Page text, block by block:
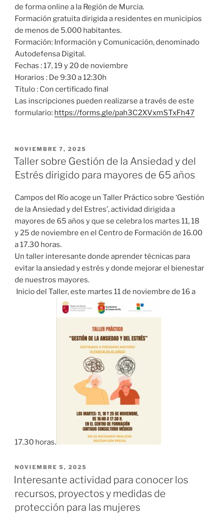
de forma online a la Región de Murcia.
Formación gratuita dirigida a residentes en municipios
de menos de 5.000 habitantes.
Formación: Información y Comunicación, denominado
Autodefensa Digital.
Fechas : 17, 19 y 20 de noviembre
Horarios : De 9:30 a 12:30h
Título: Con certificado final
Las inscripciones pueden realizarse a través de este
formulario: https://forms.gle/pah3C2XVxmSTxFh47
NOVIEMBRE 7, 2025
Taller sobre Gestión de la Ansiedad y del
Estrés dirigido para mayores de 65 años
Campos del Río acoge un Taller Práctico sobre ‘Gestión
de la Ansiedad y del Estres’, actividad dirigida a
mayores de 65 años y que se celebra los martes 11, 18
y 25 de noviembre en el Centro de Formación de 16.00
a 17.30 horas.
Un taller interesante donde aprender técnicas para
evitar la ansiedad y estrés y donde mejorar el bienestar
de nuestros mayores.
Inicio del Taller, este martes 11 de noviembre de 16 a
17.30 horas.
NOVIEMBRE 5, 2025
Interesante actividad para conocer los
recursos, proyectos y medidas de
protección para las mujeres